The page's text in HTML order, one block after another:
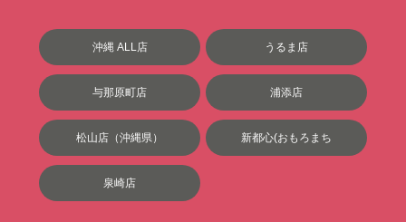
沖縄 ALL店 うるま店
与那原町店 浦添店
松山店（沖縄県） 新都心(おもろまち
泉崎店